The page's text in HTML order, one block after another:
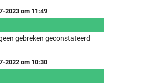
2023 om 11:49
gebreken geconstateerd
2022 om 10:30